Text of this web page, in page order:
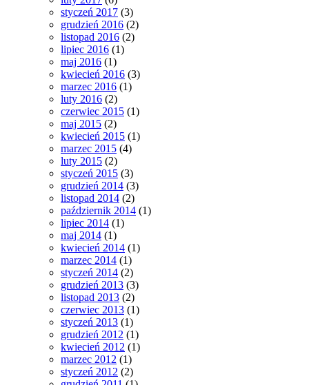
styczeń 2017 (3)
grudzień 2016 (2)
listopad 2016 (2)
lipiec 2016 (1)
maj 2016 (1)
kwiecień 2016 (3)
marzec 2016 (1)
luty 2016 (2)
czerwiec 2015 (1)
maj 2015 (2)
kwiecień 2015 (1)
marzec 2015 (4)
luty 2015 (2)
styczeń 2015 (3)
grudzień 2014 (3)
listopad 2014 (2)
październik 2014 (1)
lipiec 2014 (1)
maj 2014 (1)
kwiecień 2014 (1)
marzec 2014 (1)
styczeń 2014 (2)
grudzień 2013 (3)
listopad 2013 (2)
czerwiec 2013 (1)
styczeń 2013 (1)
grudzień 2012 (1)
kwiecień 2012 (1)
marzec 2012 (1)
styczeń 2012 (2)